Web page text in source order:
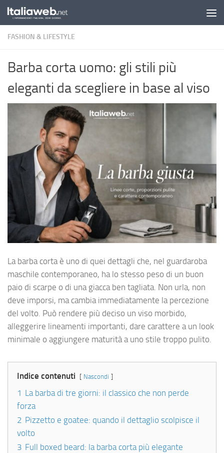
Sotto il contenuto
FASHION & LIFESTYLE
Barba corta uomo: gli stili più
eleganti da scegliere in base al viso
La barba corta è uno di quei dettagli che, nel guardaroba
maschile contemporaneo, ha lo stesso peso di un buon
paio di scarpe o di una giacca ben tagliata. Non urla, non
deve imporsi, ma cambia immediatamente la percezione
del volto. Può rendere più deciso un viso morbido,
alleggerire lineamenti importanti, dare carattere a un look
minimale o aggiungere maturità a uno stile troppo pulito.
Indice contenuti Nascondi
1 La barba di tre giorni: il classico che non perde
forza
2 Pizzetto e goatee: quando il dettaglio scolpisce il
volto
3 Full boxed beard: la barba corta più elegante